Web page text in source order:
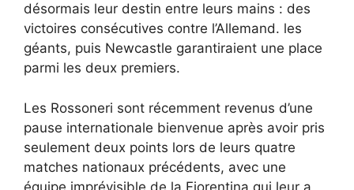
désormais leur destin entre leurs mains : des
victoires consécutives contre l’Allemand. les
géants, puis Newcastle garantiraient une place
parmi les deux premiers.
Les Rossoneri sont récemment revenus d’une
pause internationale bienvenue après avoir pris
seulement deux points lors de leurs quatre
matches nationaux précédents, avec une
équipe imprévisible de la Fiorentina qui leur a